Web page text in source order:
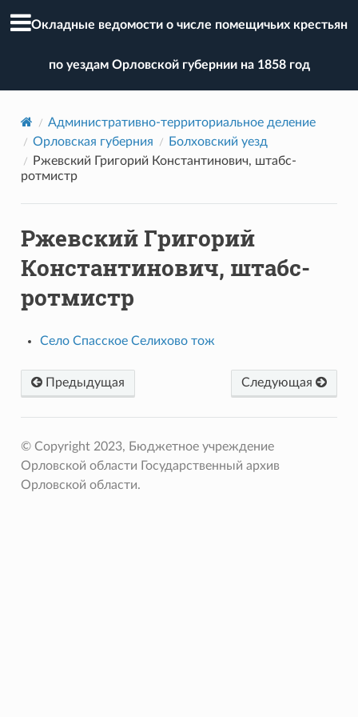
Окладные ведомости о числе помещичьих крестьян
по уездам Орловской губернии на 1858 год
Административно-территориальное деление
Орловская губерния
Болховский уезд
Ржевский Григорий Константинович, штабс-
ротмистр
Ржевский Григорий
Константинович, штабс-
ротмистр
Село Спасское Селихово тож
Предыдущая Следующая
© Copyright 2023, Бюджетное учреждение
Орловской области Государственный архив
Орловской области.